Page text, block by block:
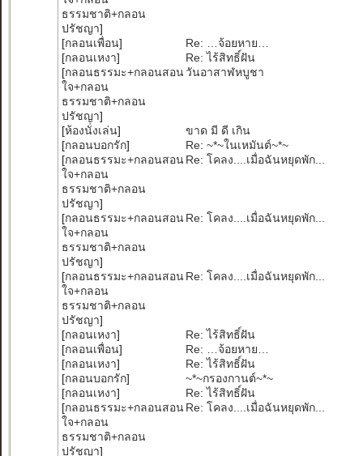
ธรรมชาติ+กลอน
ปรัชญา]
[กลอนเพื่อน]
Re: …จ้อยหาย…
[กลอนเหงา]
Re: ไร้สิทธิ์ฝัน
[กลอนธรรมะ+กลอนสอน
ใจ+กลอน
ธรรมชาติ+กลอน
ปรัชญา]
วันอาสาฬหบูชา
[ห้องนั่งเล่น]
ขาด มี ดี เกิน
[กลอนบอกรัก]
Re: ~*~ในเหมันต์~*~
[กลอนธรรมะ+กลอนสอน
ใจ+กลอน
ธรรมชาติ+กลอน
ปรัชญา]
Re: โคลง....เมื่อฉันหยุดพัก...
[กลอนธรรมะ+กลอนสอน
ใจ+กลอน
ธรรมชาติ+กลอน
ปรัชญา]
Re: โคลง....เมื่อฉันหยุดพัก...
[กลอนธรรมะ+กลอนสอน
ใจ+กลอน
ธรรมชาติ+กลอน
ปรัชญา]
Re: โคลง....เมื่อฉันหยุดพัก...
[กลอนเหงา]
Re: ไร้สิทธิ์ฝัน
[กลอนเพื่อน]
Re: …จ้อยหาย…
[กลอนเหงา]
Re: ไร้สิทธิ์ฝัน
[กลอนบอกรัก]
~*~กรองกานต์~*~
[กลอนเหงา]
Re: ไร้สิทธิ์ฝัน
[กลอนธรรมะ+กลอนสอน
ใจ+กลอน
ธรรมชาติ+กลอน
ปรัชญา]
Re: โคลง....เมื่อฉันหยุดพัก...